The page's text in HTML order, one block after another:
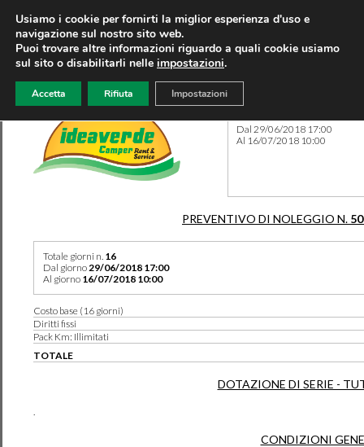
Dal 29/06/2018 17:00
Al 16/07/2018 10:00
PREVENTIVO DI NOLEGGIO N.
Totale giorni n. 16
Dal giorno29/06/2018 17:00
Al giorno 16/07/2018 10:00
Costo base (16 giorni)
Diritti fissi
Pack Km: Illimitati
TOTALE
DOTAZIONE DI SERIE -
.
CONDIZIONI
Usiamo i cookie per fornirti la miglior esperienza d'uso e
navigazione sul nostro sito web.
Puoi trovare altre informazioni riguardo a quali cookie usiamo
sul sito o disabilitarli nelle impostazioni.
Accetta Rifiuta Impostazioni